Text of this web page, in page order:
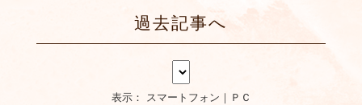
過去記事へ
表示： スマートフォン｜ ＰＣ